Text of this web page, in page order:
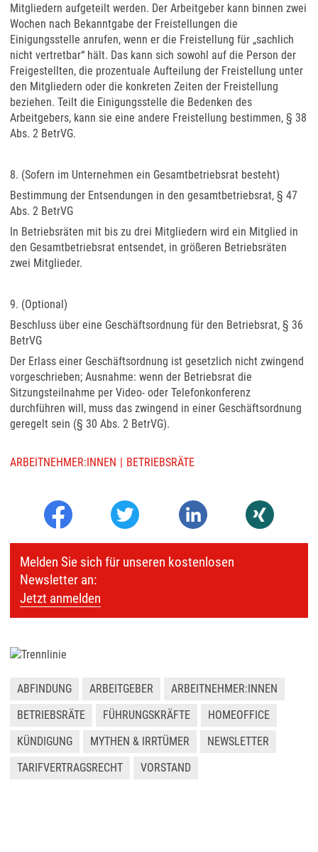
Mitgliedern aufgeteilt werden. Der Arbeitgeber kann binnen zwei
Wochen nach Bekanntgabe der Freistellungen die
Einigungsstelle anrufen, wenn er die Freistellung für „sachlich
nicht vertretbar“ hält. Das kann sich sowohl auf die Person der
Freigestellten, die prozentuale Aufteilung der Freistellung unter
den Mitgliedern oder die konkreten Zeiten der Freistellung
beziehen. Teilt die Einigungsstelle die Bedenken des
Arbeitgebers, kann sie eine andere Freistellung bestimmen, § 38
Abs. 2 BetrVG.
8. (Sofern im Unternehmen ein Gesamtbetriebsrat besteht)
Bestimmung der Entsendungen in den gesamtbetriebsrat, § 47
Abs. 2 BetrVG
In Betriebsräten mit bis zu drei Mitgliedern wird ein Mitglied in
den Gesamtbetriebsrat entsendet, in größeren Betriebsräten
zwei Mitglieder.
9. (Optional)
Beschluss über eine Geschäftsordnung für den Betriebsrat, § 36
BetrVG
Der Erlass einer Geschäftsordnung ist gesetzlich nicht zwingend
vorgeschrieben; Ausnahme: wenn der Betriebsrat die
Sitzungsteilnahme per Video- oder Telefonkonferenz
durchführen will, muss das zwingend in einer Geschäftsordnung
geregelt sein (§ 30 Abs. 2 BetrVG).
ARBEITNEHMER:INNEN BETRIEBSRÄTE
Melden Sie sich für unseren kostenlosen
Newsletter an:
Jetzt anmelden
ABFINDUNG ARBEITGEBER
ARBEITNEHMER:INNEN
BETRIEBSRÄTE
FÜHRUNGSKRÄFTE
HOMEOFFICE
KÜNDIGUNG
MYTHEN & IRRTÜMER
NEWSLETTER
TARIFVERTRAGSRECHT
VORSTAND